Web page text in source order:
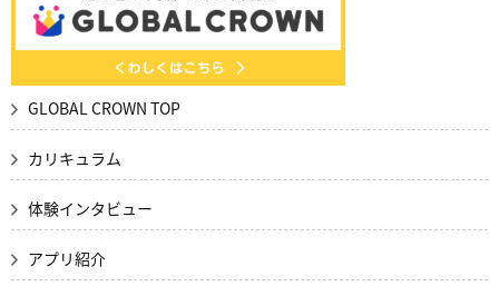
GLOBAL CROWN TOP
カリキュラム
体験インタビュー
アプリ紹介